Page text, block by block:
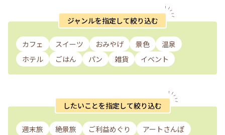
ジャンルを指定して絞り込む
カフェ スイーツ おみやげ 景色
温泉
ホテル
ごはん パン 雑貨 イベント
したいことを指定して絞り込む
週末旅 絶景旅 ご利益めぐり
アートさんぽ